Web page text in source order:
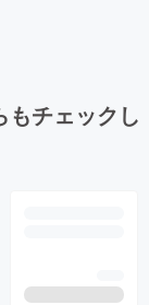
もチェックし